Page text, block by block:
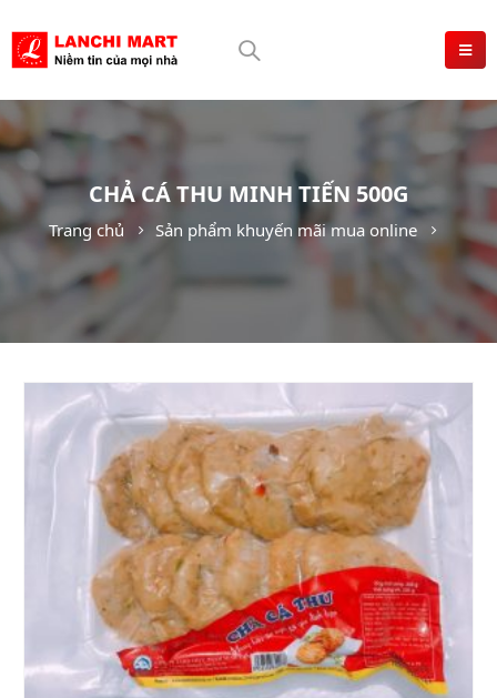
CHẢ CÁ THU MINH TIẾN 500G
Trang chủ Sản phẩm khuyến mãi mua online